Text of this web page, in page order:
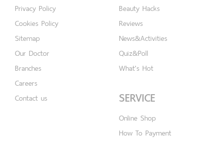
Privacy Policy
Cookies Policy
Sitemap
Our Doctor
Branches
Careers
Contact us
Beauty Hacks
Reviews
News&Activities
Quiz&Poll
What's Hot
SERVICE
Online Shop
How To Payment